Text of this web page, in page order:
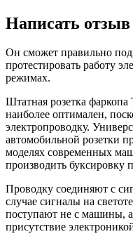
Написать отзыв
Он сможет правильно
протестировать работу
режимах.
Штатная розетка
наиболее оптимален,
электропроводку.
автомобильной розетки
моделях современных
производить буксировку
Проводку соединяют с
случае сигналы на
поступают не с машины, а
присутствие